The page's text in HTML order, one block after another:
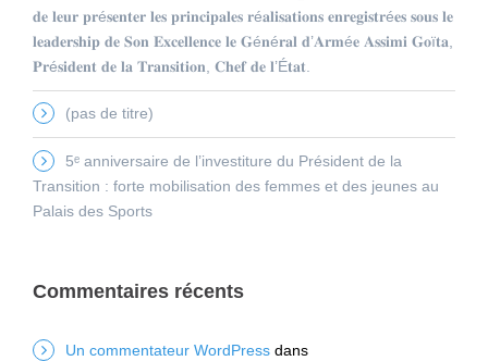
𝐝𝐞 𝐥𝐞𝐮𝐫 𝐩𝐫é𝐬𝐞𝐧𝐭𝐞𝐫 𝐥𝐞𝐬 𝐩𝐫𝐢𝐧𝐜𝐢𝐩𝐚𝐥𝐞𝐬 𝐫é𝐚𝐥𝐢𝐬𝐚𝐭𝐢𝐨𝐧𝐬 𝐞𝐧𝐫𝐞𝐠𝐢𝐬𝐭𝐫é𝐞𝐬 𝐬𝐨𝐮𝐬 𝐥𝐞
𝐥𝐞𝐚𝐝𝐞𝐫𝐬𝐡𝐢𝐩 𝐝𝐞 𝐒𝐨𝐧 𝐄𝐱𝐜𝐞𝐥𝐥𝐞𝐧𝐜𝐞 𝐥𝐞 𝐆é𝐧é𝐫𝐚𝐥 𝐝’𝐀𝐫𝐦é𝐞 𝐀𝐬𝐬𝐢𝐦𝐢 𝐆𝐨ï𝐭𝐚,
𝐏𝐫é𝐬𝐢𝐝𝐞𝐧𝐭 𝐝𝐞 𝐥𝐚 𝐓𝐫𝐚𝐧𝐬𝐢𝐭𝐢𝐨𝐧, 𝐂𝐡𝐞𝐟 𝐝𝐞 𝐥’É𝐭𝐚𝐭.
(pas de titre)
5ᵉ anniversaire de l’investiture du Président de la
Transition : forte mobilisation des femmes et des jeunes au
Palais des Sports
Commentaires récents
Un commentateur WordPress dans